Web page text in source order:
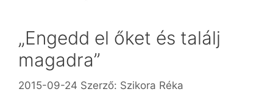
„Engedd el őket és találj
magadra”
2015-09-24 Szerző: Szikora Réka